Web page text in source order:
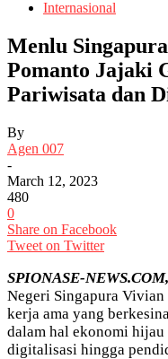
Internasional
Menlu
Pomanto Jajaki
Pariwisata dan
By
Agen 007
-
March 12, 2023
480
0
Share on Facebook
Tweet on Twitter
SPIONASE-
Negeri Singapura
kerja ama yang
dalam hal ekonomi hijau
digitalisasi hingga